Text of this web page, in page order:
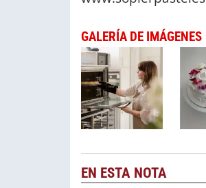
GALERÍA DE IMÁGENES
EN ESTA NOTA